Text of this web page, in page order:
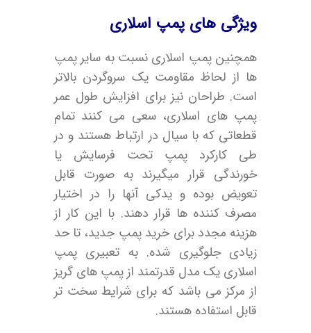
ویژگی های پمپ اسلاری
همچنین پمپ اسلاری نسبت به سایر پمپ
ها از لحاظ مقاومت یک سروگردن بالاتر
است. طراحان نیز برای افزایش طول عمر
پمپ های اسلاری، سعی می کنند تمام
قطعاتی که با سیال در ارتباط هستند و در
طی کارکرد پمپ تحت فرسایش یا
خورندگی قرار میگیرند به صورت قابل
تعویض بوده و یدکی آنها را در اختیار
مصرف کننده ها قرار دهند. با این کار از
هزینه مجدد برای خرید پمپ جدید، تا حد
زیادی جلوگیری شده. به تعبیری پمپ
اسلاری یک مدل قدرتمند از پمپ های گریز
از مرکز می ­باشد که برای شرایط سخت تر
قابل استفاده هستند.